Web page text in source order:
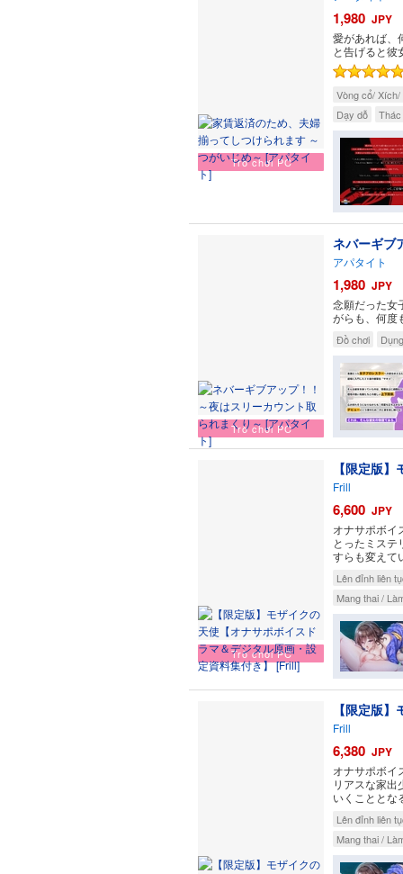
Trò chơi PC
1,980 JPY
愛があれば、
と告げると
Vòng cổ/
Dạy dỗ
Trò chơi PC
ネバーギブ
アパタイト
1,980 JPY
念願だった女
がらも、何度
Đồ chơi
Trò chơi PC
【限定版
Frill
6,600 JPY
オナサポボ
とったミステ
すらも変え
Lên đỉnh liên
Mang thai /
【限定版
Frill
6,380 JPY
オナサポボ
リアスな家出
いくことと
Lên đỉnh liên
Mang thai /